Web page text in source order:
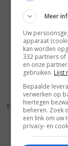
4, 3
The Girl (2000)
Meer
Uw
apparaat
kan worden
332 partners of
en onze
gebruiken. Lijst
Bepaalde
verwerken op
hiertegen
beheren. Zoek
een link om uw
privacy- en